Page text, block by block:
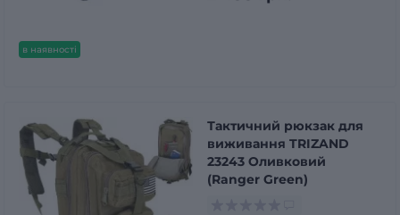
в наявності
Тактичний рюкзак для
виживання TRIZAND
23243 Оливковий
(Ranger Green)